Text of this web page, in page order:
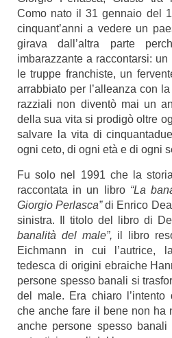
Como nato il 31 gennaio del
cinquant’anni a vedere un
girava dall’altra parte
imbarazzante a raccontarsi:
le truppe franchiste, un
arrabbiato per l’alleanza con
razziali non diventò mai un
della sua vita si prodigò oltre
salvare la vita di
ogni ceto, di ogni età e di ogni
Fu solo nel 1991 che la
raccontata in un libro “La
Giorgio Perlasca”di Enrico
sinistra. Il titolo del libro di
banalità del male”, il libro
Eichmann in cui l’autrice,
tedesca di origini ebraiche
persone spesso banali si
del male. Era chiaro
che anche fare il bene non ha
anche persone spesso banali